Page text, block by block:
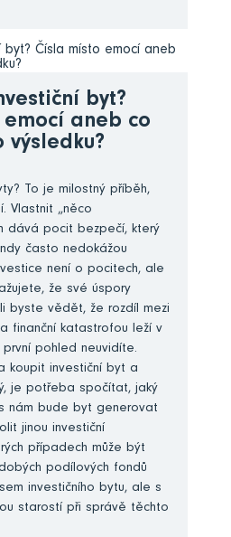
byt?
aneb co
výsledku?
To je milostný příběh,
Vlastnit „něco
dává pocit bezpečí, který
často nedokážou
není o pocitech, ale
že své úspory
byste vědět, že rozdíl mezi
finanční katastrofou leží v
pohled neuvidíte.
koupit investiční byt a
je potřeba spočítat, jaký
nám bude byt generovat
jinou investiční
případech může být
podílových fondů
investičního bytu, ale s
starostí při správě těchto